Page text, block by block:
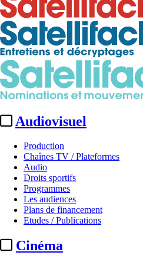
Audiovisuel
Production
Chaînes TV / Plateformes
Audio
Droits sportifs
Programmes
Les audiences
Plans de financement
Etudes / Publications
Cinéma